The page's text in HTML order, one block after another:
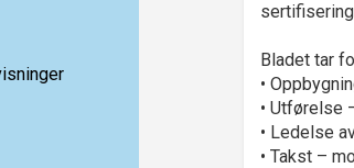
Bladet tar
•
• Utførelse
• Ledelse
• Takst –